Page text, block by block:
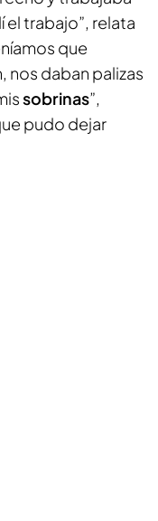
trabajo”, relata
que
nos daban palizas
sobrinas”,
pudo dejar